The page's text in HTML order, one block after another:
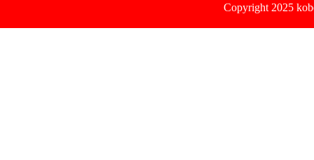
Copyright 2025